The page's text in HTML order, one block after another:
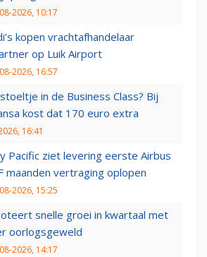
2026, 10:17
kopen vrachtafhandelaar
op Luik Airport
2026, 16:57
in de Business Class? Bij
kost dat 170 euro extra
16:41
Pacific ziet levering eerste Airbus
maanden vertraging oplopen
2026, 15:25
snelle groei in kwartaal met
oorlogsgeweld
2026, 14:17